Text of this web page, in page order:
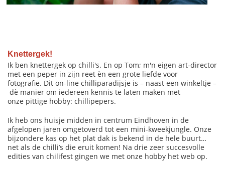
Knettergek!
Ik ben knettergek op chilli's. En op Tom; m'n eigen art-director
met een peper in zijn reet èn een grote liefde voor
fotografie. Dit on-line chilliparadijsje is – naast een winkeltje –
dè manier om iedereen kennis te laten maken met
onze pittige hobby: chillipepers.
Ik heb ons huisje midden in centrum Eindhoven in de
afgelopen jaren omgetoverd tot een mini-kweekjungle. Onze
bijzondere kas op het plat dak is bekend in de hele buurt…
net als de chilli’s die eruit komen! Na drie zeer succesvolle
edities van chilifest gingen we met onze hobby het web op.